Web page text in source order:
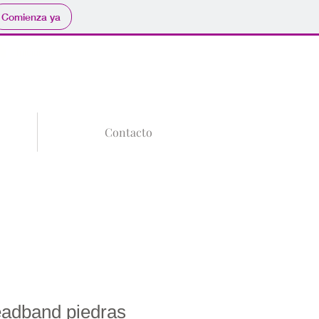
Comienza ya
Contacto
piedras